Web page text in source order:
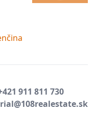
911 811 730